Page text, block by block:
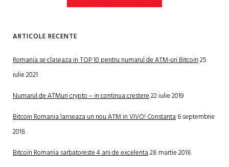
ARTICOLE RECENTE
Romania se claseaza in TOP 10 pentru numarul de ATM-uri Bitcoin25
iulie 2021
Numarul de ATMuri crypto – in continua crestere22 iulie 2019
Bitcoin Romania lanseaza un nou ATM in VIVO! Constanta6 septembrie
2018
Bitcoin Romania sarbatoreste 4 ani de excelenta28 martie 2018